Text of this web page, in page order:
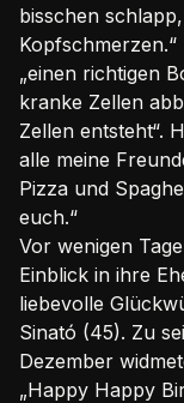
bisschen
„einen richtigen
kranke Zellen
Zellen entsteht“.
alle meine
Pizza und
euch.“
Vor wenigen
Einblick in ihre
liebevolle
Sinató (45). Zu
Dezember
„Happy Happy